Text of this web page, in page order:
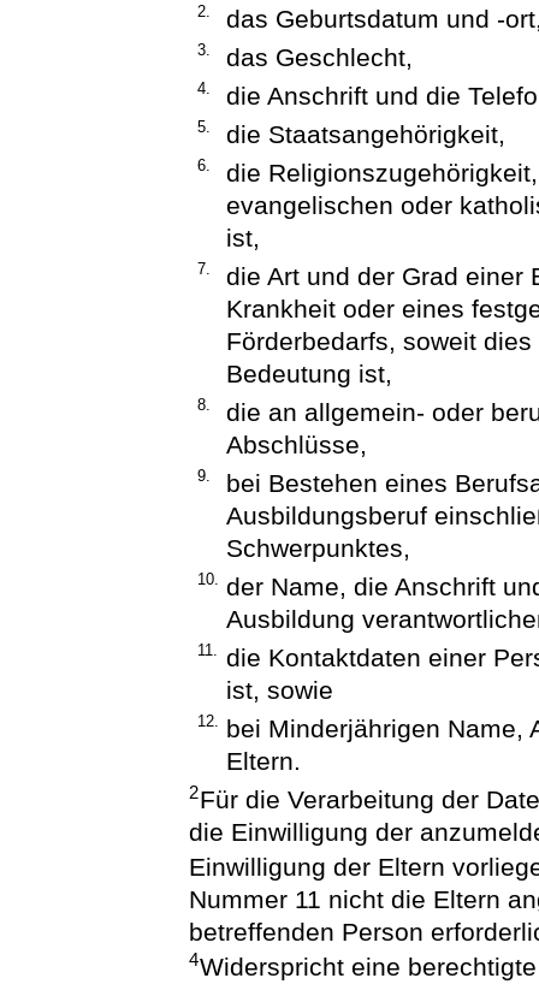
2. das Geburtsdatum und -
3. das Geschlecht,
4. die Anschrift und die
5. die Staatsangehörigkeit,
6.
die
evangelischen oder
ist,
7.
die Art und der Grad einer
Krankheit oder eines
Förderbedarfs, soweit
Bedeutung ist,
8.
die an allgemein- oder
Abschlüsse,
9.
bei Bestehen eines
Ausbildungsberuf
Schwerpunktes,
10.
der Name, die Anschrift
Ausbildung
11.
die Kontaktdaten einer
ist, sowie
12.
bei Minderjährigen Name,
Eltern.
2Für die Verarbeitung der
die Einwilligung der
Einwilligung der Eltern
Nummer 11 nicht die Eltern
betreffenden Person
4Widerspricht eine